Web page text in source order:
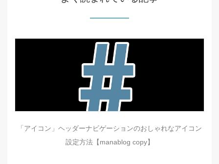
「アイコン」ヘッダーナビゲーションのおしゃれなアイコン
設定方法【manablog copy】